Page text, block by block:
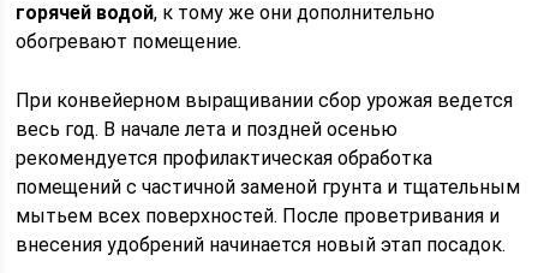
горячей водой, к тому же они дополнительно
обогревают помещение.
При конвейерном выращивании сбор урожая ведется
весь год. В начале лета и поздней осенью
рекомендуется профилактическая обработка
помещений с частичной заменой грунта и тщательным
мытьем всех поверхностей. После проветривания и
внесения удобрений начинается новый этап посадок.